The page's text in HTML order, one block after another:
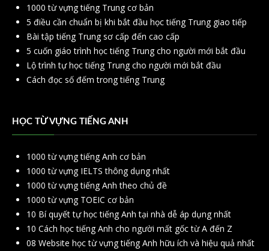
1000 từ vựng tiếng Trung cơ bản
5 điều cần chuẩn bị khi bắt đầu học tiếng Trung giao tiếp
Bài tập tiếng Trung sơ cấp đến cao cấp
5 cuốn giáo trình học tiếng Trung cho người mới bắt đầu
Lộ trình tự học tiếng Trung cho người mới bắt đầu
Cách đọc số đếm trong tiếng Trung
HỌC TỪ VỰNG TIẾNG ANH
1000 từ vựng tiếng Anh cơ bản
1000 từ vựng IELTS thông dụng nhất
1000 từ vựng tiếng Anh theo chủ đề
1000 từ vựng TOEIC cơ bản
10 Bí quyết tự học tiếng Anh tại nhà dễ áp dụng nhất
10 Cách học tiếng Anh cho người mất gốc từ A đến Z
08 Website học từ vựng tiếng Anh hữu ích và hiệu quả nhất